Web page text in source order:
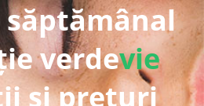
verdevie
și prețuri